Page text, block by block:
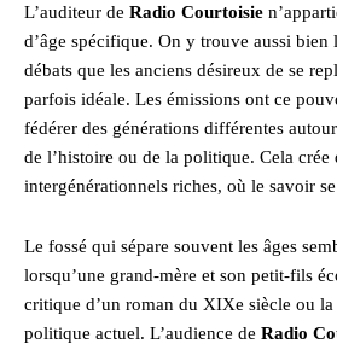
L’auditeur de Radio Courtoisie
d’âge spécifique. On y trouve aussi bien
débats que les anciens désireux de se
parfois idéale. Les émissions ont ce
fédérer des générations différentes
de l’histoire ou de la politique. Cela crée
intergénérationnels riches, où le savoir
Le fossé qui sépare souvent les âges
lorsqu’une grand-mère et son petit-fils
critique d’un roman du XIXe siècle ou
politique actuel. L’audience de Radio